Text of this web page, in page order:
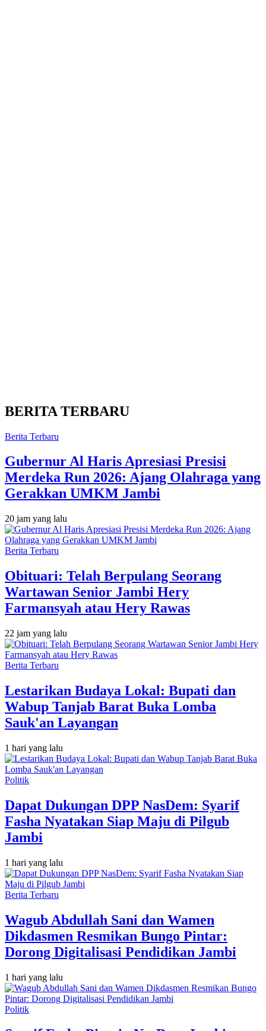
BERITA TERBARU
Berita Terbaru
Gubernur Al Haris Apresiasi Presisi
Merdeka Run 2026: Ajang Olahraga yang
Gerakkan UMKM Jambi
20 jam yang lalu
Berita Terbaru
Obituari: Telah Berpulang Seorang
Wartawan Senior Jambi Hery
Farmansyah atau Hery Rawas
22 jam yang lalu
Berita Terbaru
Lestarikan Budaya Lokal: Bupati dan
Wabup Tanjab Barat Buka Lomba
Sauk'an Layangan
1 hari yang lalu
Politik
Dapat Dukungan DPP NasDem: Syarif
Fasha Nyatakan Siap Maju di Pilgub
Jambi
1 hari yang lalu
Berita Terbaru
Wagub Abdullah Sani dan Wamen
Dikdasmen Resmikan Bungo Pintar:
Dorong Digitalisasi Pendidikan Jambi
1 hari yang lalu
Politik